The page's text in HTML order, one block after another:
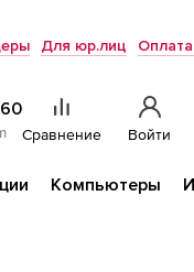
Для юр.лиц
Сравнение Войти
Компьютеры